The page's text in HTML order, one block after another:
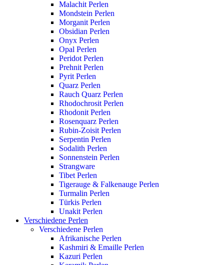
Malachit Perlen
Mondstein Perlen
Morganit Perlen
Obsidian Perlen
Onyx Perlen
Opal Perlen
Peridot Perlen
Prehnit Perlen
Pyrit Perlen
Quarz Perlen
Rauch Quarz Perlen
Rhodochrosit Perlen
Rhodonit Perlen
Rosenquarz Perlen
Rubin-Zoisit Perlen
Serpentin Perlen
Sodalith Perlen
Sonnenstein Perlen
Strangware
Tibet Perlen
Tigerauge & Falkenauge Perlen
Turmalin Perlen
Türkis Perlen
Unakit Perlen
Verschiedene Perlen
Verschiedene Perlen
Afrikanische Perlen
Kashmiri & Emaille Perlen
Kazuri Perlen